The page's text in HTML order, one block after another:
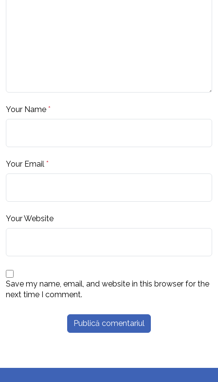
Your Name *
Your Email *
Your Website
Save my name, email, and website in this browser for the
next time I comment.